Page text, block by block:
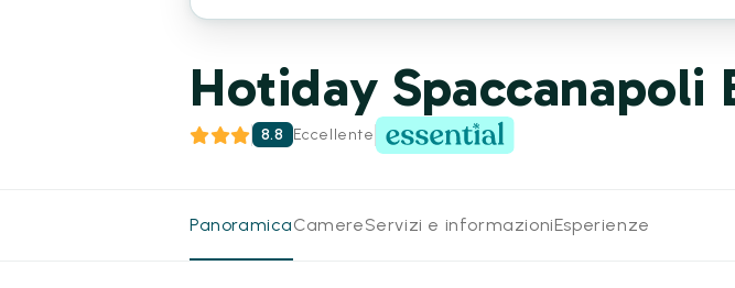
Hotiday Spaccanapoli
8.8 Eccellente
PanoramicaCamereServizi e informazioniEsperienze